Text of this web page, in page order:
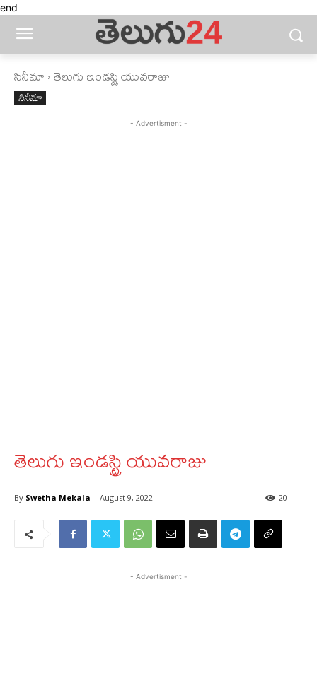
end
సినీమా తెలుగు ఇండస్ట్రి యువరాజు
సినీమా
- Advertisment -
తెలుగు ఇండస్ట్రి యువరాజు
By Swetha Mekala August 9, 2022 20
- Advertisment -